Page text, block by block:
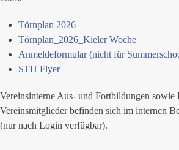
Törnplan 2026
Törnplan_2026_Kieler Woche
Anmeldeformular (nicht für
STH Flyer
Vereinsinterne Aus- und Fortbildungen sowie
Vereinsmitglieder befinden sich im internen
(nur nach Login verfügbar).